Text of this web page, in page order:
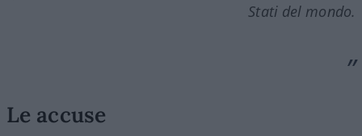
Stati del mondo.
Le accuse